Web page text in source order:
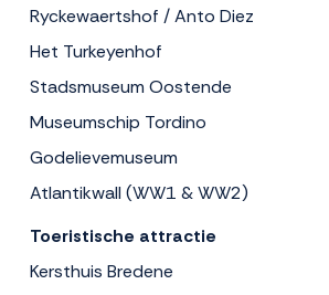
Ryckewaertshof / Anto Diez
Het Turkeyenhof
Stadsmuseum Oostende
Museumschip Tordino
Godelievemuseum
Atlantikwall (WW1 & WW2)
Toeristische attractie
Kersthuis Bredene